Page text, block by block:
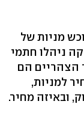
מניות של
ניהלו חתמי
הצהריים הם
למניות,
ובאיזה מחיר.